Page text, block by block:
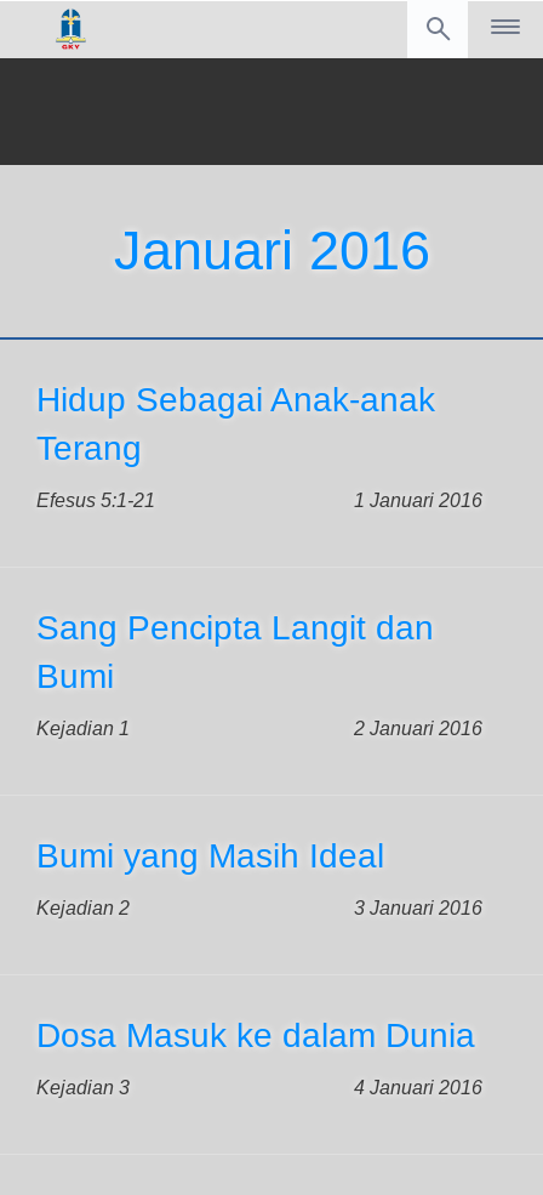
Januari 2016
Hidup Sebagai Anak-anak
Terang
Efesus 5:1-21 1 Januari 2016
Sang Pencipta Langit dan
Bumi
Kejadian 1 2 Januari 2016
Bumi yang Masih Ideal
Kejadian 2 3 Januari 2016
Dosa Masuk ke dalam Dunia
Kejadian 3 4 Januari 2016